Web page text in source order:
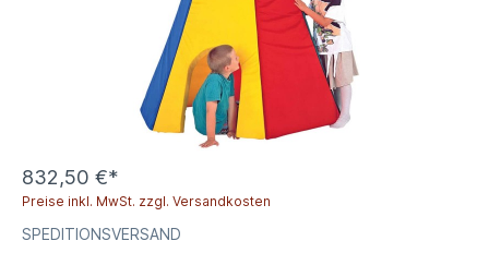
832,50 €*
Preise inkl. MwSt. zzgl. Versandkosten
SPEDITIONSVERSAND